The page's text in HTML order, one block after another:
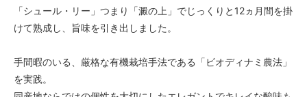
「シュール・リー」つまり「澱の上」でじっくりと12ヵ月間を掛
けて熟成し、旨味を引き出しました。
手間暇のいる、厳格な有機栽培手法である「ビオディナミ農法」
を実践。